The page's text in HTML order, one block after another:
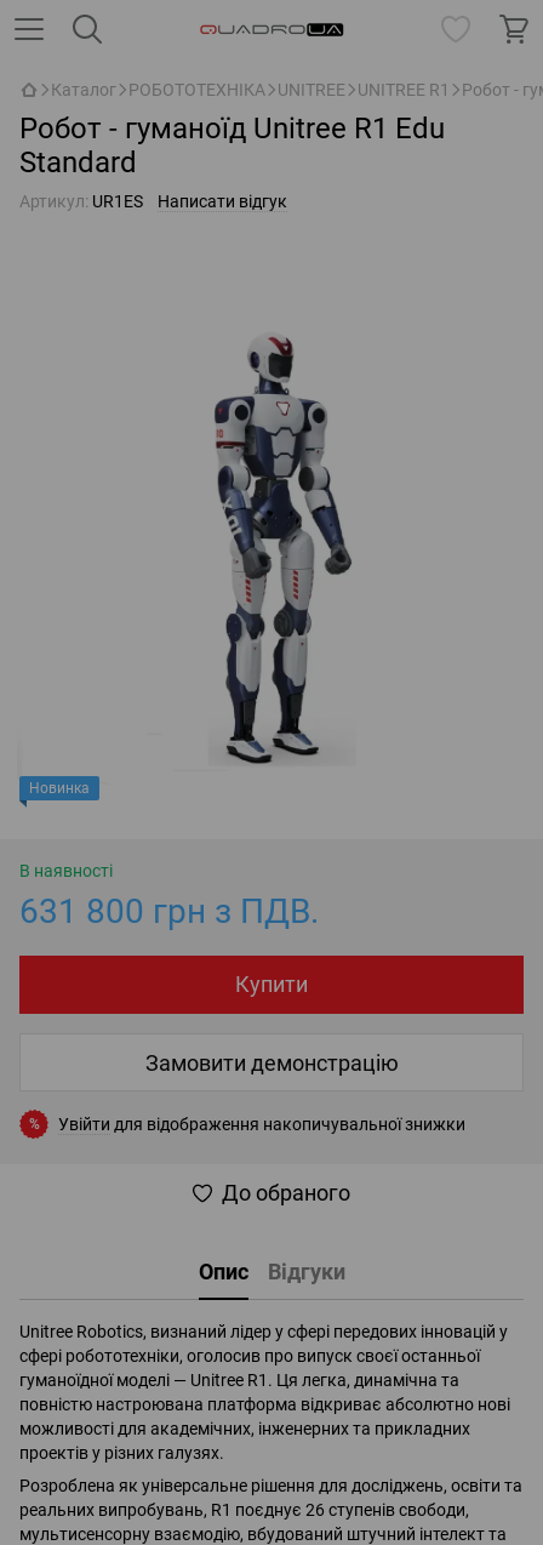
Каталог РОБОТОТЕХНІКА UNITREE UNITREE R1 Робот -
Робот - гуманоїд Unitree R1 Edu
Standard
Артикул: UR1ES Написати відгук
Новинка
В наявності
631 800 грн з ПДВ.
Купити
Замовити демонстрацію
% Увійти для відображення накопичувальної знижки
До обраного
Опис Відгуки
Unitree Robotics, визнаний лідер у сфері передових інновацій у
сфері робототехніки, оголосив про випуск своєї останньої
гуманоїдної моделі — Unitree R1. Ця легка, динамічна та
повністю настроювана платформа відкриває абсолютно нові
можливості для академічних, інженерних та прикладних
проектів у різних галузях.
Розроблена як універсальне рішення для досліджень, освіти та
реальних випробувань, R1 поєднує 26 ступенів свободи,
мультисенсорну взаємодію, вбудований штучний інтелект та